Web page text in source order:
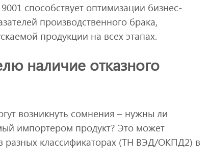
способствует оптимизации бизнес-
производственного брака,
продукции на всех этапах.
наличие отказного
возникнуть сомнения – нужны ли
импортером продукт? Это может
разных классификаторах (ТН ВЭД/ОКПД2) в